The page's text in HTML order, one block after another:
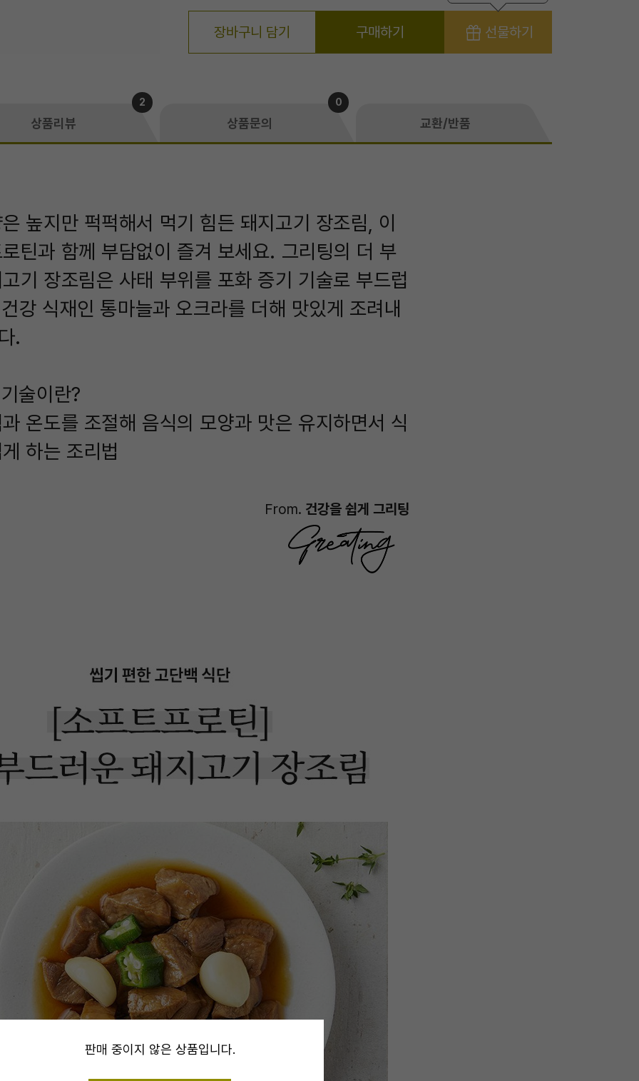
장바구니 담기 구매하기 선물하기
상품리뷰
2
상품문의
0
교환/반품
높지만 퍽퍽해서 먹기 힘든 돼지고기 장조림, 이
틴과 함께 부담없이 즐겨 보세요. 그리팅의 더 부
기 장조림은 사태 부위를 포화 증기 기술로 부드럽
강 식재인 통마늘과 오크라를 더해 맛있게 조려내
.
술이란?
온도를 조절해 음식의 모양과 맛은 유지하면서 식
하는 조리법
From. 건강을 쉽게 그리팅
판매 중이지 않은 상품입니다.